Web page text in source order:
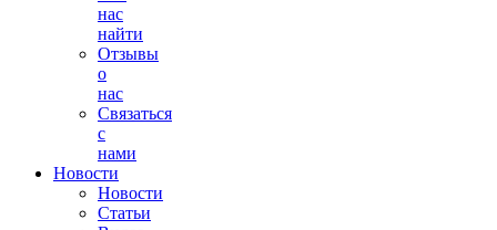
нас
найти
Отзывы
о
нас
Связаться
с
нами
Новости
Новости
Статьи